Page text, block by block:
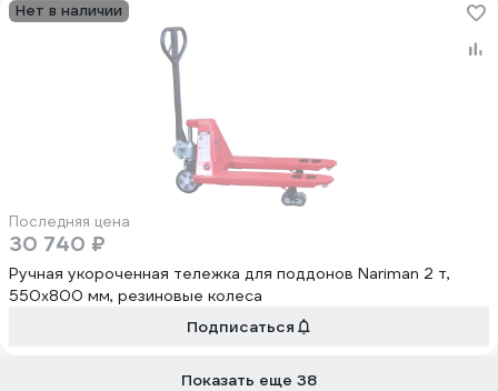
Нет в наличии
Последняя цена
30 740 ₽
Ручная укороченная тележка для поддонов Nariman 2 т,
550x800 мм, резиновые колеса
Подписаться
Показать еще 38